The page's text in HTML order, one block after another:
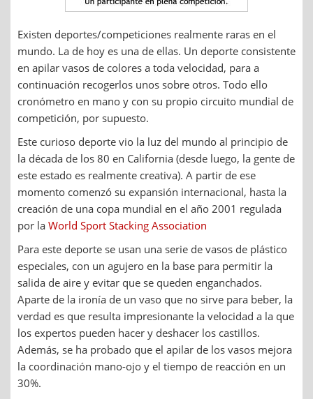
Existen deportes/competiciones realmente raras en el
mundo. La de hoy es una de ellas. Un deporte consistente
en apilar vasos de colores a toda velocidad, para a
continuación recogerlos unos sobre otros. Todo ello
cronómetro en mano y con su propio circuito mundial de
competición, por supuesto.
Este curioso deporte vio la luz del mundo al principio de
la década de los 80 en California (desde luego, la gente de
este estado es realmente creativa). A partir de ese
momento comenzó su expansión internacional, hasta la
creación de una copa mundial en el año 2001 regulada
por la World Sport Stacking Association
Para este deporte se usan una serie de vasos de plástico
especiales, con un agujero en la base para permitir la
salida de aire y evitar que se queden enganchados.
Aparte de la ironía de un vaso que no sirve para beber, la
verdad es que resulta impresionante la velocidad a la que
los expertos pueden hacer y deshacer los castillos.
Además, se ha probado que el apilar de los vasos mejora
la coordinación mano-ojo y el tiempo de reacción en un
30%.